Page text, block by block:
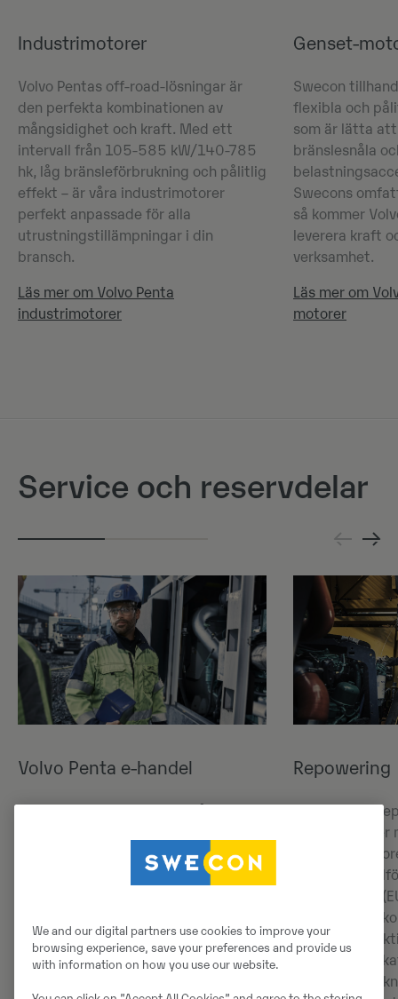
Industrimotorer
Volvo Pentas off-road-lösningar är
den perfekta kombinationen av
mångsidighet och kraft. Med ett
intervall från 105-585 kW/140-785
hk, låg bränsleförbrukning och pålitlig
effekt – är våra industrimotorer
perfekt anpassade för alla
utrustningstillämpningar i din
bransch.
Läs mer om Volvo Penta
industrimotorer
Genset-
Swecon
flexibla och
som är lätta
bränslesnåla
Swecons
så kommer
leverera kraft
verksamhet.
Läs mer om
motorer
Service och reservdelar
Volvo Penta e-handel
e‑handel. Genom Volvo Penta Shop
kan du snabbt hitta rätt delar till din
stöd från våra experter vid behov.
Repowering
Volvo Penta
äldre
effektiva
prestanda,
utsläppskrav
lösningar har
play"-
för olika
We and our digital partners use cookies to improve your
browsing experience, save your preferences and provide us
with information on how you use our website.